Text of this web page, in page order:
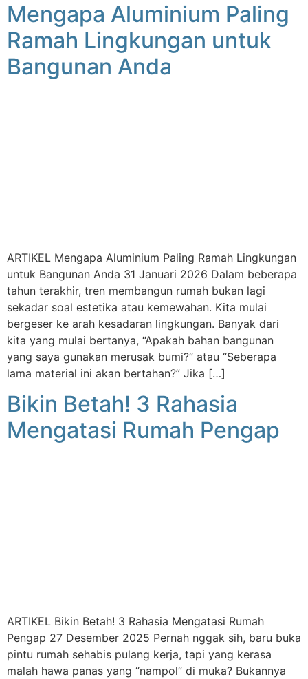
Mengapa Aluminium Paling
Ramah Lingkungan untuk
Bangunan Anda
ARTIKEL Mengapa Aluminium Paling Ramah Lingkungan
untuk Bangunan Anda 31 Januari 2026 Dalam beberapa
tahun terakhir, tren membangun rumah bukan lagi
sekadar soal estetika atau kemewahan. Kita mulai
bergeser ke arah kesadaran lingkungan. Banyak dari
kita yang mulai bertanya, “Apakah bahan bangunan
yang saya gunakan merusak bumi?” atau “Seberapa
lama material ini akan bertahan?” Jika […]
Bikin Betah! 3 Rahasia
Mengatasi Rumah Pengap
ARTIKEL Bikin Betah! 3 Rahasia Mengatasi Rumah
Pengap 27 Desember 2025 Pernah nggak sih, baru buka
pintu rumah sehabis pulang kerja, tapi yang kerasa
malah hawa panas yang “nampol” di muka? Bukannya